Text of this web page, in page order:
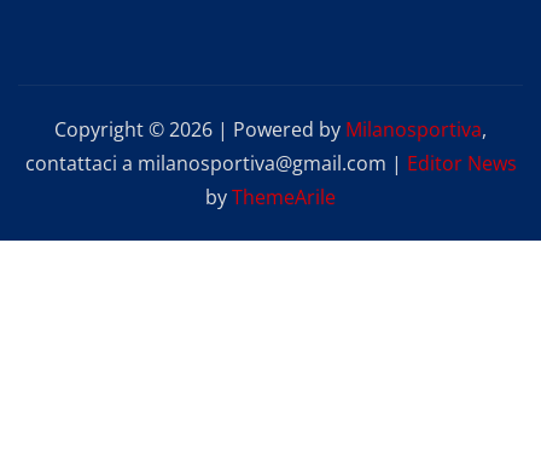
Copyright © 2026 | Powered by Milanosportiva,
contattaci a milanosportiva@gmail.com | Editor News
byThemeArile